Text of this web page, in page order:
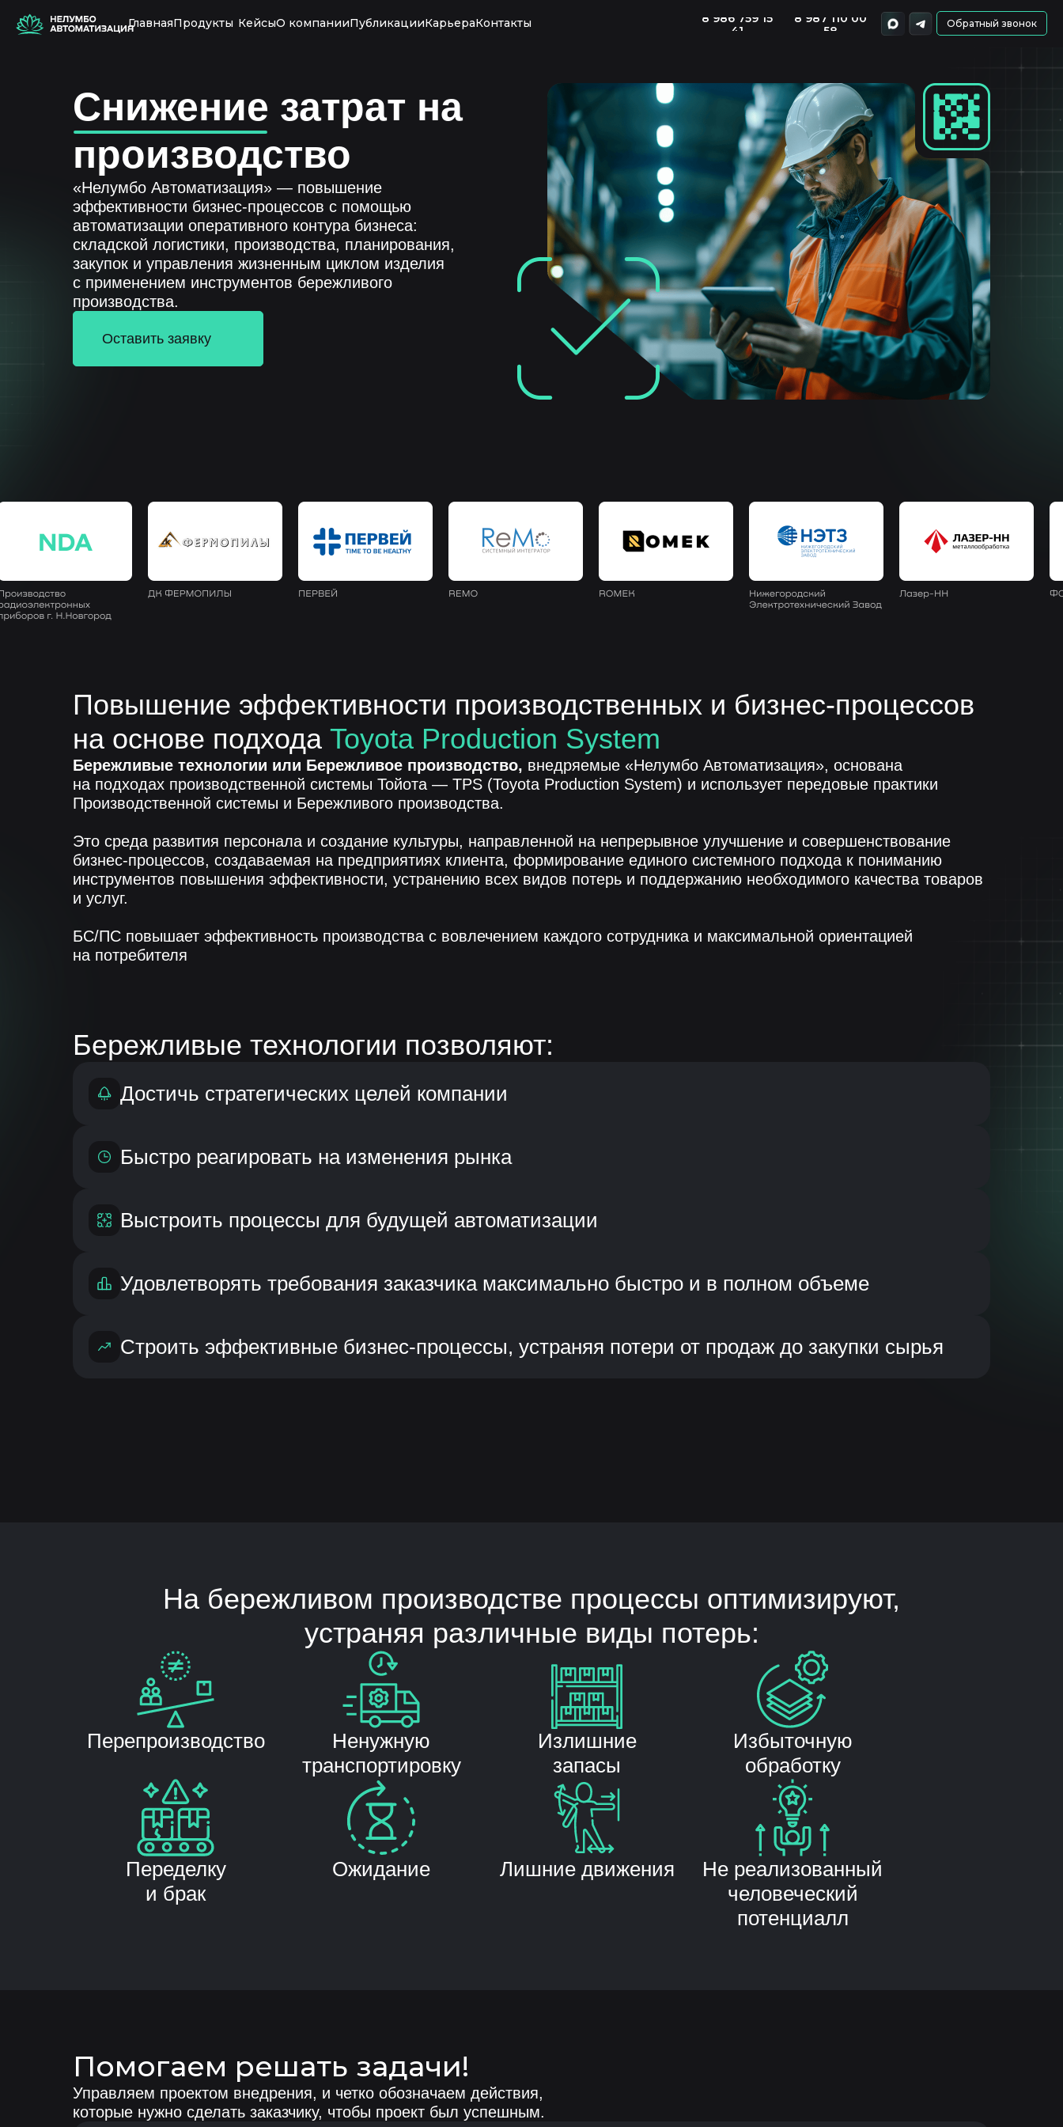
ГлавнаяПродукты КейсыО компанииПубликацииКарьераКонтакты Обратный звонок
8 986 759 15
41
8 987 110 00
58
Снижение затрат на
производство
«Нелумбо Автоматизация» — повышение
эффективности бизнес-процессов с помощью
автоматизации оперативного контура бизнеса:
складской логистики, производства, планирования,
закупок и управления жизненным циклом изделия
с применением инструментов бережливого
производства.
Оставить заявку
Повышение эффективности производственных и бизнес-процессов
на основе подхода Toyota Production System
Бережливые технологии или Бережливое производство, внедряемые «Нелумбо Автоматизация», основана
на подходах производственной системы Тойота — TPS (Toyota Production System) и использует передовые практики
Производственной системы и Бережливого производства.
Это среда развития персонала и создание культуры, направленной на непрерывное улучшение и совершенствование
бизнес-процессов, создаваемая на предприятиях клиента, формирование единого системного подхода к пониманию
инструментов повышения эффективности, устранению всех видов потерь и поддержанию необходимого качества товаров
и услуг.
БС/ПС повышает эффективность производства с вовлечением каждого сотрудника и максимальной ориентацией
на потребителя
Бережливые технологии позволяют:
Достичь стратегических целей компании
Быстро реагировать на изменения рынка
Выстроить процессы для будущей автоматизации
Удовлетворять требования заказчика максимально быстро и в полном объеме
Строить эффективные бизнес-процессы, устраняя потери от продаж до закупки сырья
На бережливом производстве процессы оптимизируют,
устраняя различные виды потерь:
Перепроизводство
Ненужную
транспортировку
Излишние
запасы
Избыточную
обработку
Переделку
и брак
Ожидание Лишние движения
Не реализованный
человеческий
потенциалл
Помогаем решать задачи!
Управляем проектом внедрения, и четко обозначаем действия,
которые нужно сделать заказчику, чтобы проект был успешным.